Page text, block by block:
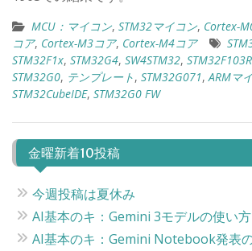
MCU：マイコン, STM32マイコン, Cortex-
コア, Cortex-M3コア, Cortex-M4コア
STM32F1x, STM32G4, SW4STM32,
STM32G0, テンプレート, STM32G071, ARMマ
STM32CubeIDE, STM32G0 FW
金曜新着10投稿
今週投稿は夏休み
AI基本のキ：Gemini 3モデルの使い方
AI基本のキ：Gemini Notebook発表